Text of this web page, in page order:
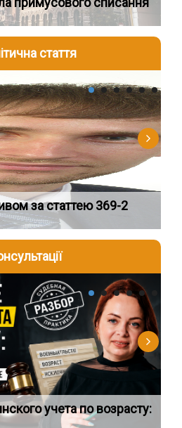
стаття
за статтею 369-2
учета по возрасту: